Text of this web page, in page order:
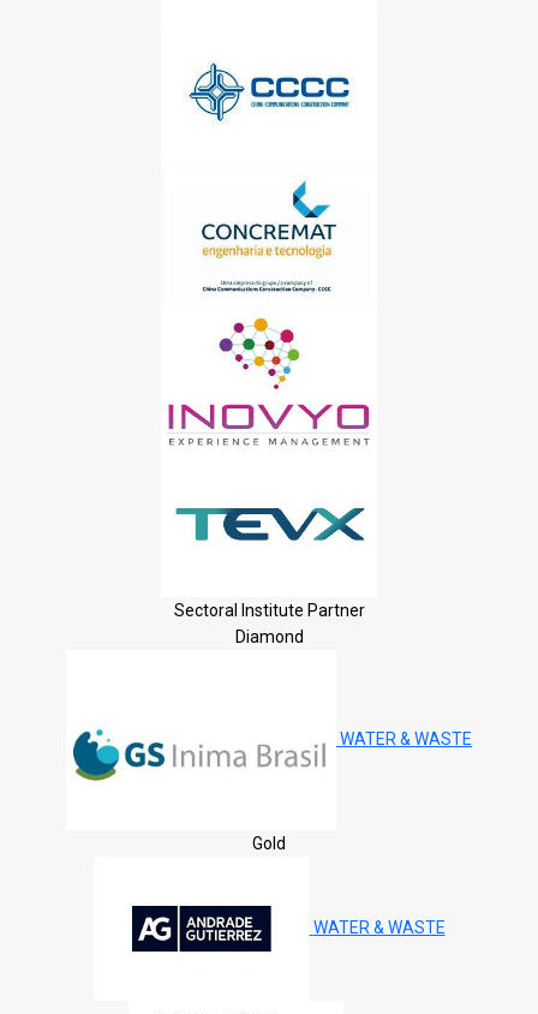
Sectoral Institute Partner
Diamond
WATER & WASTE
Gold
WATER & WASTE